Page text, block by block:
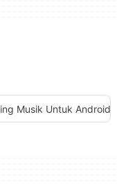
Musik Untuk Android